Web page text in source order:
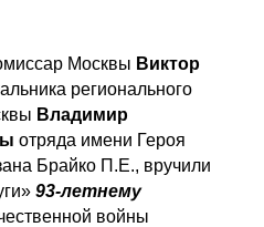
Москвы Виктор
регионального
Владимир
отряда имени Героя
Брайко П.Е., вручили
93-летнему
войны